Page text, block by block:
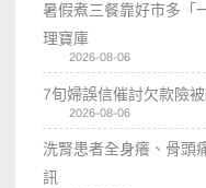
暑假煮三餐靠好市多
理寶庫
2026-08-06
7旬婦誤信催討欠款險
2026-08-06
洗腎患者全身癢、骨
訊